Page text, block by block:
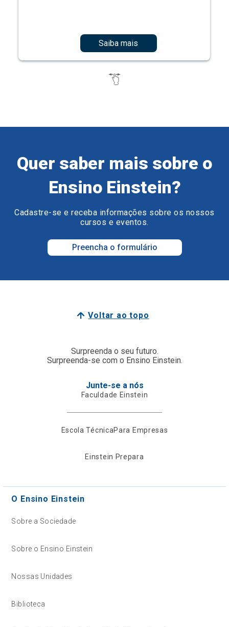
Saiba mais
Quer saber mais sobre o
Ensino Einstein?
Cadastre-se e receba informações sobre os nossos
cursos e eventos.
Preencha o formulário
Voltar ao topo
Surpreenda o seu futuro.
Surpreenda-se com o Ensino Einstein.
Junte-se a nós
Faculdade Einstein
Escola TécnicaPara Empresas
Einstein Prepara
O Ensino Einstein
Sobre a Sociedade
Sobre o Ensino Einstein
Nossas Unidades
Biblioteca